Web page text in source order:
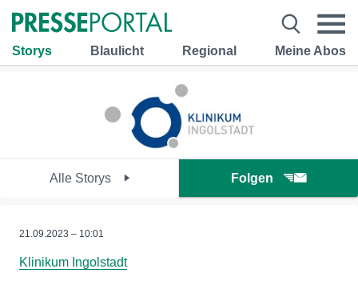
Storys Blaulicht Regional Meine Abos
Alle Storys Folgen
21.09.2023 – 10:01
Klinikum Ingolstadt